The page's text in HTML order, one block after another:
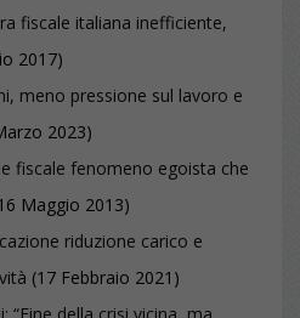
fiscale italiana inefficiente,
2017)
meno pressione sul lavoro e
2023)
fiscale fenomeno egoista che
Maggio 2013)
riduzione carico e
(17 Febbraio 2021)